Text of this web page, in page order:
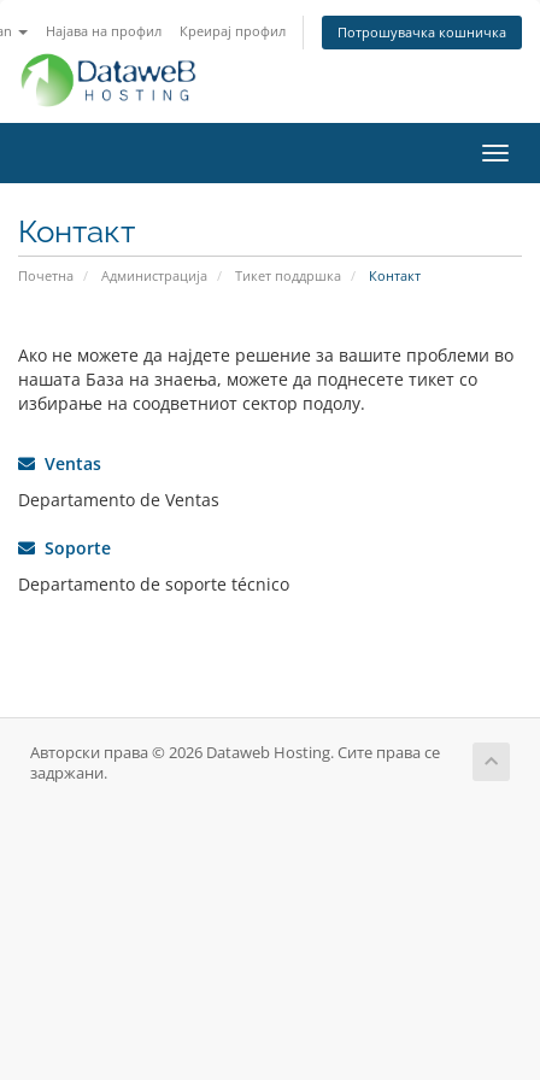
Најава на профил Креирај профил Потрошувачка кошничка
ја
Контакт
Почетна Администрација Тикет поддршка Контакт
Ако не можете да најдете решение за вашите проблеми во
нашата База на знаења, можете да поднесете тикет со
избирање на соодветниот сектор подолу.
Ventas
Departamento de Ventas
Soporte
Departamento de soporte técnico
Авторски права © 2026 Dataweb Hosting. Сите права се
задржани.